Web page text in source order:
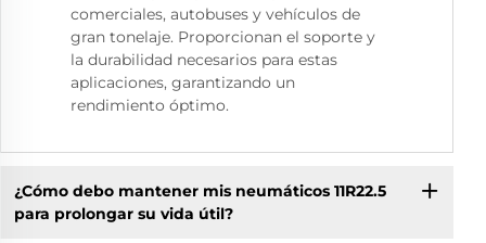
comerciales, autobuses y vehículos de
gran tonelaje. Proporcionan el soporte y
la durabilidad necesarios para estas
aplicaciones, garantizando un
rendimiento óptimo.
¿Cómo debo mantener mis neumáticos 11R22.5
para prolongar su vida útil?